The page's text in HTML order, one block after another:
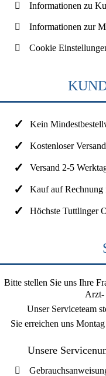
Informationen zu
Informationen zur
Cookie
Kein
Kostenloser
Versand 2-5
Kauf auf Rechnung
Höchste Tuttlinger
Bitte stellen Sie uns Ihre
Arzt-
Unser Serviceteam
Sie erreichen uns
Unsere